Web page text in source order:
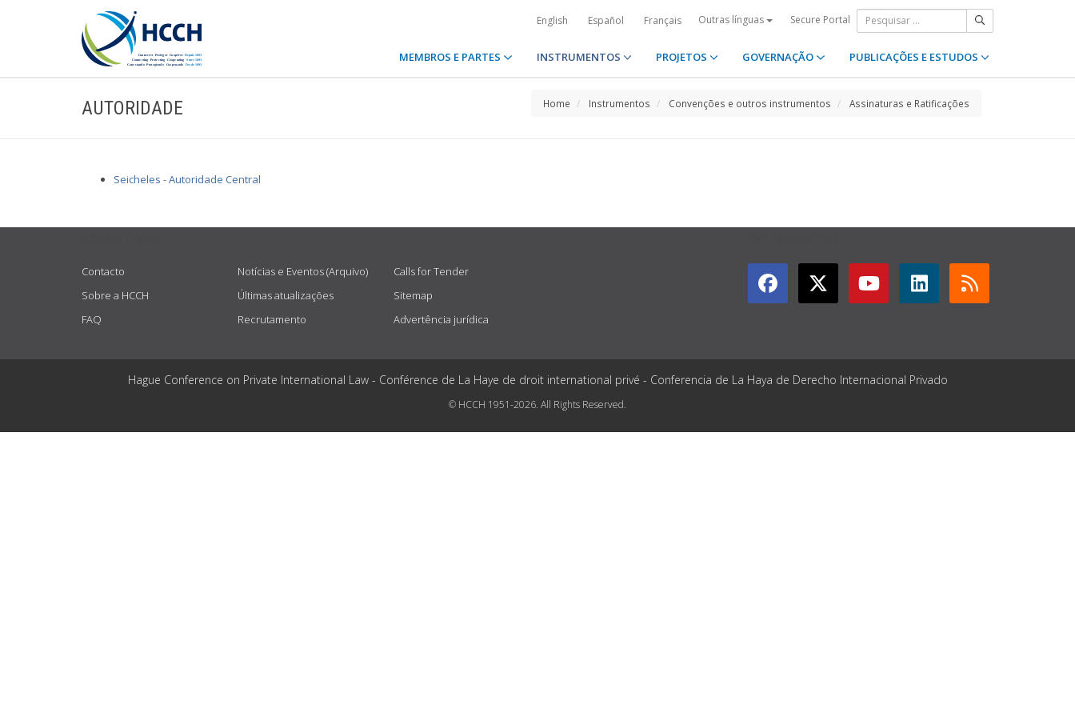
English Español Français Outras línguas Secure Portal
MEMBROS E PARTES INSTRUMENTOS PROJETOS GOVERNAÇÃO PUBLICAÇÕES E ESTUDOS
AUTORIDADE Home Instrumentos Convenções e outros instrumentos Assinaturas e Ratificações
Seicheles - Autoridade Central
Contacto
Sobre a HCCH
FAQ
Notícias e Eventos (Arquivo)
Últimas atualizações
Recrutamento
Calls for Tender
Sitemap
Advertência jurídica
Hague Conference on Private International Law - Conférence de La Haye de droit international privé - Conferencia de La Haya de Derecho Internacional Privado
© HCCH 1951-2026. All Rights Reserved.